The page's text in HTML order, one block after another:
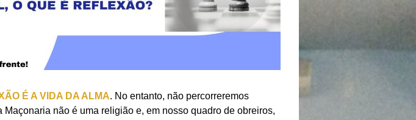
É A VIDA DA ALMA. No entanto, não percorreremos
não é uma religião e, em nosso quadro de obreiros,